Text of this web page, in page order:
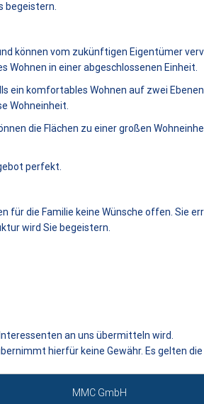
begeistern.
können vom zukünftigen Eigentümer
Wohnen in einer abgeschlossenen Einheit.
komfortables Wohnen auf zwei
Wohneinheit.
die Flächen zu einer großen
perfekt.
die Familie keine Wünsche offen. Sie
wird Sie begeistern.
an uns übermitteln wird.
hierfür keine Gewähr. Es gelten die
MMC GmbH